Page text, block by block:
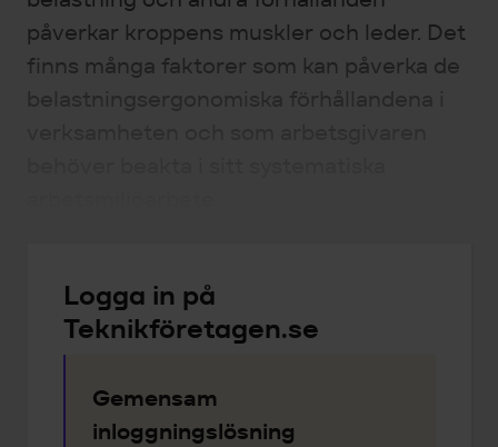
påverkar kroppens muskler och leder. Det
finns många faktorer som kan påverka de
belastningsergonomiska förhållandena i
Logga in på
Teknikföretagen.se
Gemensam
inloggningslösning